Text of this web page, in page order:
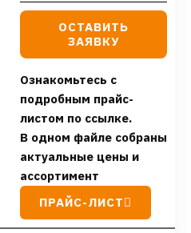
ОСТАВИТЬ
ЗАЯВКУ
Ознакомьтесь с
подробным прайс-
листом по ссылке.
В одном файле собраны
актуальные цены и
ассортимент
ПРАЙС-ЛИСТ